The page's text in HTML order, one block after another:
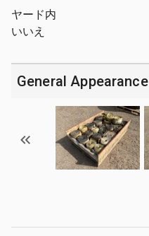
ヤード内
いいえ
General Appearance